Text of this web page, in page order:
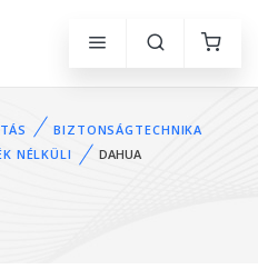
BIZTONSÁGTECHNIKA
NÉLKÜLI
DAHUA